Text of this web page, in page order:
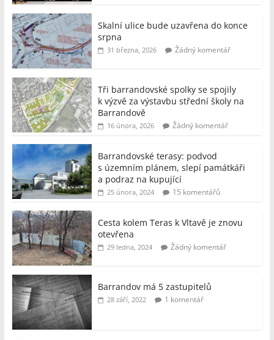
Skalní ulice bude uzavřena do konce
srpna
31 března, 2026 Žádný komentář
Tři barrandovské spolky se spojily
k výzvě za výstavbu střední školy na
Barrandově
16 února, 2026 Žádný komentář
Barrandovské terasy: podvod
s územním plánem, slepí památkáři
a podraz na kupující
25 února, 2024 15 komentářů
Cesta kolem Teras k Vltavě je znovu
otevřena
29 ledna, 2024 Žádný komentář
Barrandov má 5 zastupitelů
28 září, 2022 1 komentář